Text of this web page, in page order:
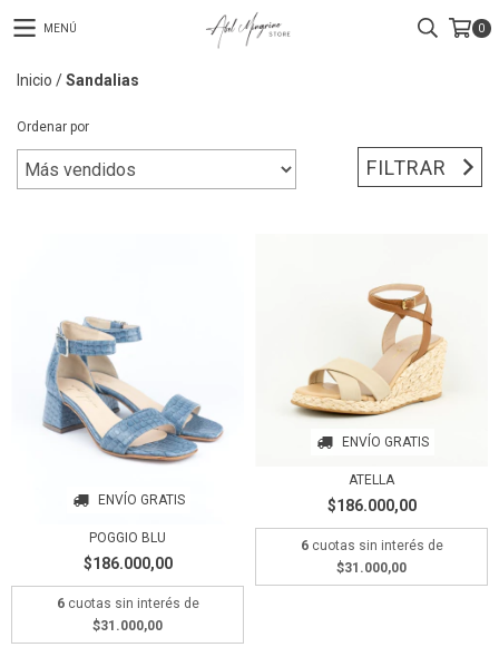
MENÚ 0
Inicio /Sandalias
Ordenar por
FILTRAR
ENVÍO GRATIS
POGGIO BLU
$186.000,00
6 cuotas sin interés de
$31.000,00
ENVÍO GRATIS
ATELLA
$186.000,00
6 cuotas sin interés de
$31.000,00